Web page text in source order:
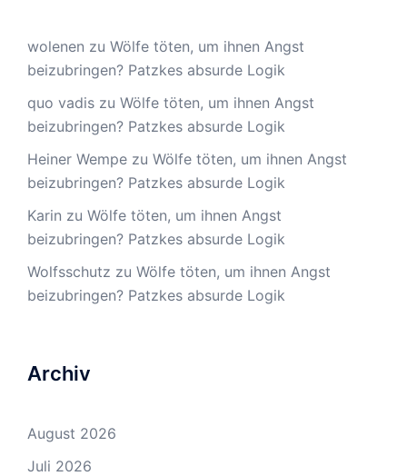
wolenen zu Wölfe töten, um ihnen Angst
beizubringen? Patzkes absurde Logik
quo vadis zu Wölfe töten, um ihnen Angst
beizubringen? Patzkes absurde Logik
Heiner Wempe zu Wölfe töten, um ihnen Angst
beizubringen? Patzkes absurde Logik
Karin zu Wölfe töten, um ihnen Angst
beizubringen? Patzkes absurde Logik
Wolfsschutz zu Wölfe töten, um ihnen Angst
beizubringen? Patzkes absurde Logik
Archiv
August 2026
Juli 2026